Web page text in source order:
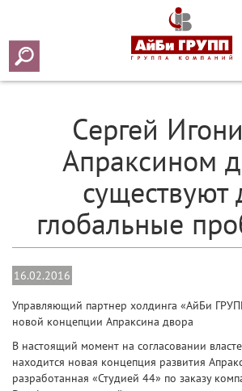
Array ( [0] => 2016 [1] => 02 [2] => 16 [3] => 140 )
Сергей
Апраксином
существуют
глобальные
16.02.2016
Управляющий партнер холдинга «АйБи
новой концепции Апраксина двора
В настоящий момент на согласовании
находится новая концепция развития
разработанная «Студией 44» по заказу